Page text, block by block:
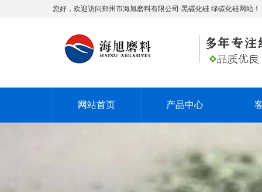
您好，欢迎访问郑州市海旭磨料有限公司-黑碳化硅 绿碳化硅网站！
网站首页 产品中心